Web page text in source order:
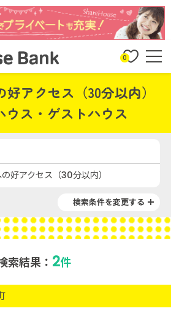
0
アクセス（30分以内）
ウス・ゲストハウス
好アクセス（30分以内）
検索条件を変更する
索結果： 2件